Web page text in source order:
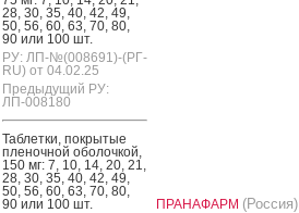
28, 30, 35, 40, 42, 49,
50, 56, 60, 63, 70, 80,
90 или 100 шт.
РУ: ЛП-№(008691)-(РГ-
RU) от 04.02.25
Предыдущий РУ:
ЛП-008180
Таб­летки, пок­ры­тые
пле­ноч­ной обо­лоч­кой,
150 мг: 7, 10, 14, 20, 21,
28, 30, 35, 40, 42, 49,
50, 56, 60, 63, 70, 80,
90 или 100 шт.
ПРАНАФАРМ (Россия)